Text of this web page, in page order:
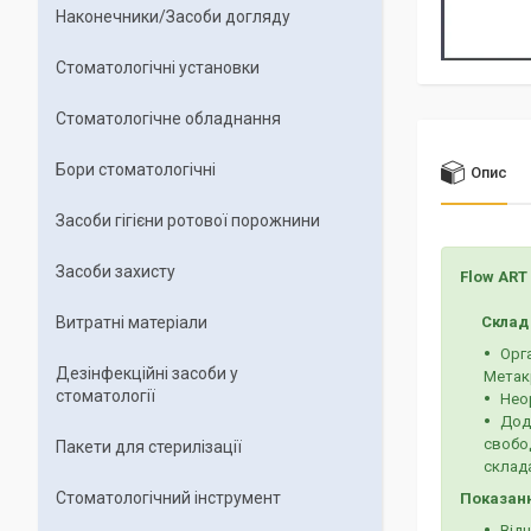
Опис
Flow
Склад
Наконечники/Засоби догляду
Стоматологічні установки
Стоматологічне обладнання
Бори стоматологічні
Засоби гігієни ротової порожнини
Засоби захисту
Витратні матеріали
Дезінфекційні засоби у
стоматології
Пакети для стерилізації
Стоматологічний інструмент